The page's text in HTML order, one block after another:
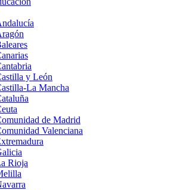
y León
La Mancha
de Madrid
Valenciana
Rioja